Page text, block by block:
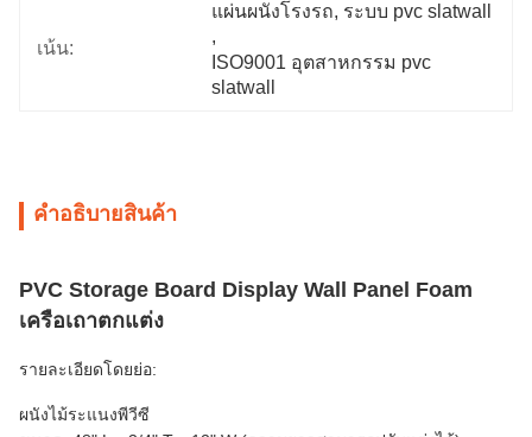
เน้น:
แผ่นผนังโรงรถ, ระบบ pvc slatwall
,
ISO9001 อุตสาหกรรม pvc
slatwall
คําอธิบายสินค้า
PVC Storage Board Display Wall Panel Foam
เครือเถาตกแต่ง
รายละเอียดโดยย่อ:
ผนังไม้ระแนงพีวีซี